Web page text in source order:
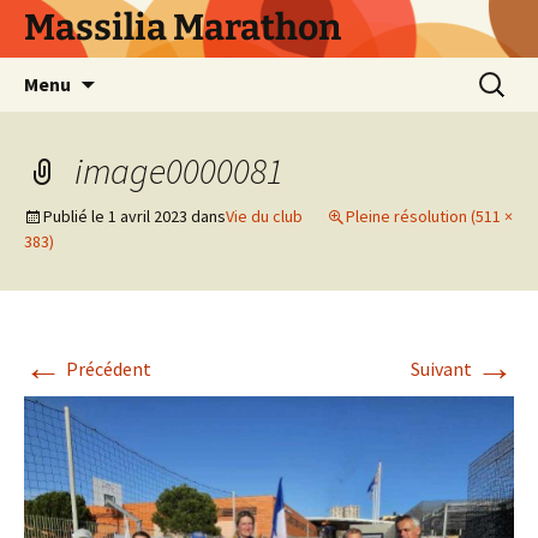
AllerMassilia Marathon
Menu
image0000081
Publié le 1 avril 2023 dansVie du club
Pleine résolution (511 ×
383)
← Précédent Suivant →